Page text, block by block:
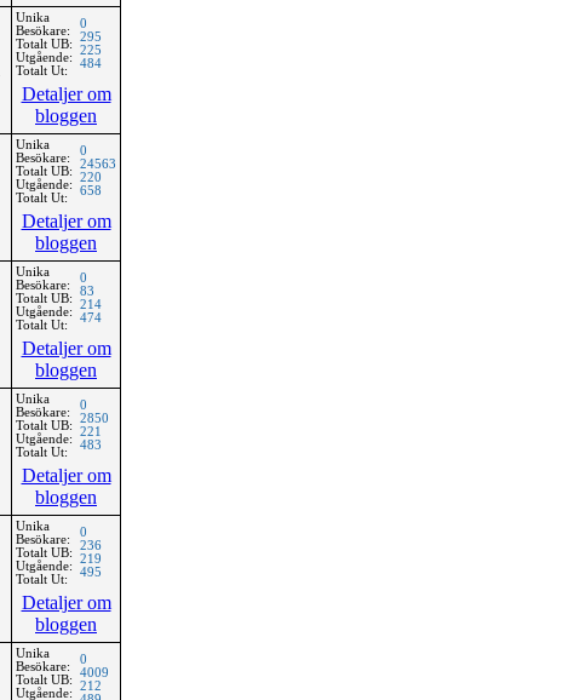
Unika
Besökare:
Totalt UB:
Utgående:
Totalt Ut:
0
295
225
484
Detaljer om
bloggen
Unika
Besökare:
Totalt UB:
Utgående:
Totalt Ut:
0
24563
220
658
Detaljer om
bloggen
Unika
Besökare:
Totalt UB:
Utgående:
Totalt Ut:
0
83
214
474
Detaljer om
bloggen
Unika
Besökare:
Totalt UB:
Utgående:
Totalt Ut:
0
2850
221
483
Detaljer om
bloggen
Unika
Besökare:
Totalt UB:
Utgående:
Totalt Ut:
0
236
219
495
Detaljer om
bloggen
Unika
Besökare:
Totalt UB:
Utgående:
0
4009
212